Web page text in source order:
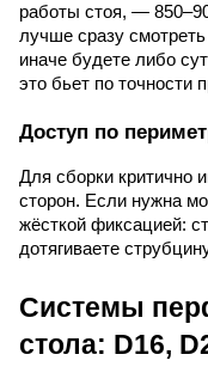
работы стоя, —
лучше сразу
иначе будете либо
это бьет по точности
Доступ по
Для сборки критично
сторон. Если нужна
жёсткой фиксацией:
дотягиваете
Системы
стола: D16,